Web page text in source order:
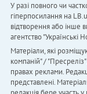
У разі повного чи
гіперпосилання на
відтворення або інше
агентство "Українськi
Матеріали, які
компаній" /
правах реклами.
представлені.